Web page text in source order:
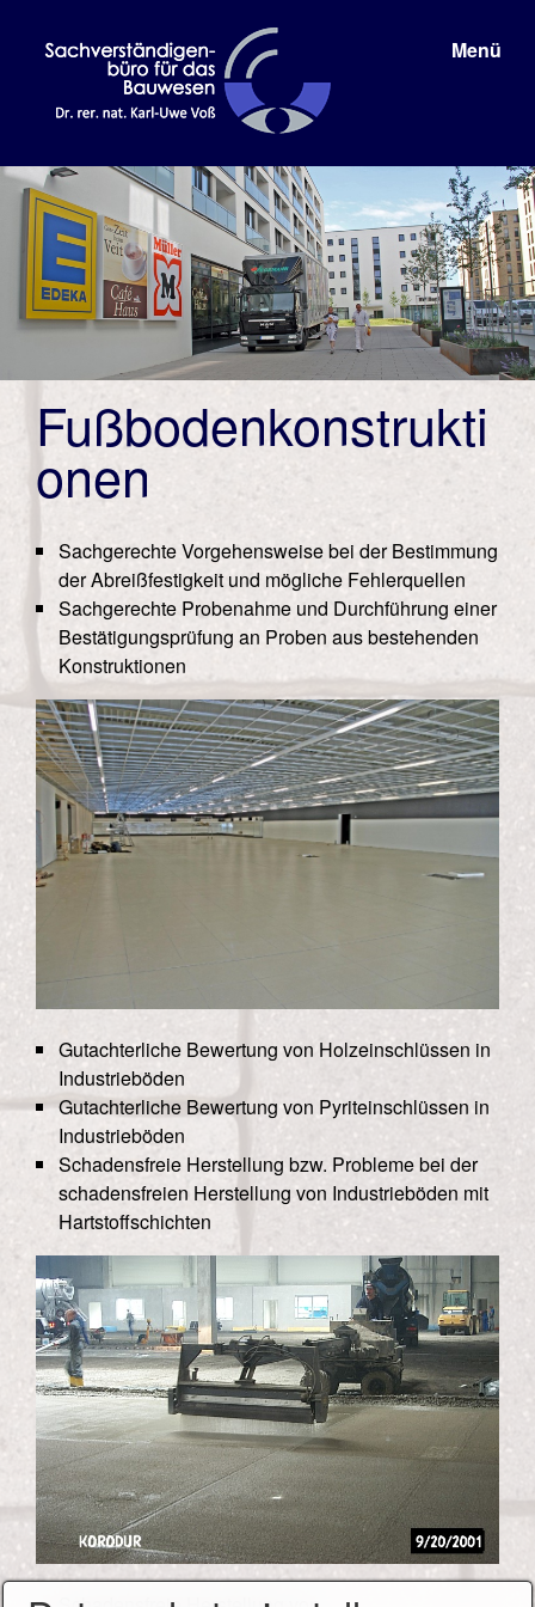
Menü
Fußbodenkonstrukti
onen
Sachgerechte Vorgehensweise bei der Bestimmung
der Abreißfestigkeit und mögliche Fehlerquellen
Sachgerechte Probenahme und Durchführung einer
Bestätigungsprüfung an Proben aus bestehenden
Konstruktionen
Gutachterliche Bewertung von Holzeinschlüssen in
Industrieböden
Gutachterliche Bewertung von Pyriteinschlüssen in
Industrieböden
Schadensfreie Herstellung bzw. Probleme bei der
schadensfreien Herstellung von Industrieböden mit
Hartstoffschichten